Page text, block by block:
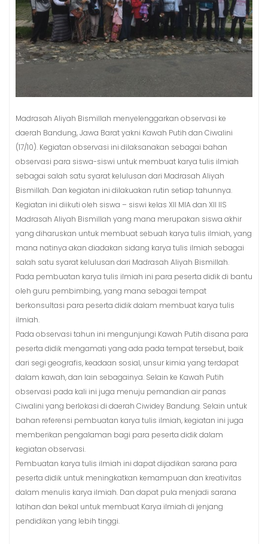
Madrasah Aliyah Bismillah menyelenggarkan observasi ke
daerah Bandung, Jawa Barat yakni Kawah Putih dan Ciwalini
(17/10). Kegiatan observasi ini dilaksanakan sebagai bahan
observasi para siswa-siswi untuk membuat karya tulis ilmiah
sebagai salah satu syarat kelulusan dari Madrasah Aliyah
Bismillah. Dan kegiatan ini dilakuakan rutin setiap tahunnya.
Kegiatan ini diikuti oleh siswa – siswi kelas XII MIA dan XII IIS
Madrasah Aliyah Bismillah yang mana merupakan siswa akhir
yang diharuskan untuk membuat sebuah karya tulis ilmiah, yang
mana natinya akan diadakan sidang karya tulis ilmiah sebagai
salah satu syarat kelulusan dari Madrasah Aliyah Bismillah.
Pada pembuatan karya tulis ilmiah ini para peserta didik di bantu
oleh guru pembimbing, yang mana sebagai tempat
berkonsultasi para peserta didik dalam membuat karya tulis
ilmiah.
Pada observasi tahun ini mengunjungi Kawah Putih disana para
peserta didik mengamati yang ada pada tempat tersebut, baik
dari segi geografis, keadaan sosial, unsur kimia yang terdapat
dalam kawah, dan lain sebagainya. Selain ke Kawah Putih
observasi pada kali ini juga menuju pemandian air panas
Ciwalini yang berlokasi di daerah Ciwidey Bandung. Selain untuk
bahan referensi pembuatan karya tulis ilmiah, kegiatan ini juga
memberikan pengalaman bagi para peserta didik dalam
kegiatan observasi.
Pembuatan karya tulis ilmiah ini dapat dijadikan sarana para
peserta didik untuk meningkatkan kemampuan dan kreativitas
dalam menulis karya ilmiah. Dan dapat pula menjadi sarana
latihan dan bekal untuk membuat Karya ilmiah di jenjang
pendidikan yang lebih tinggi.